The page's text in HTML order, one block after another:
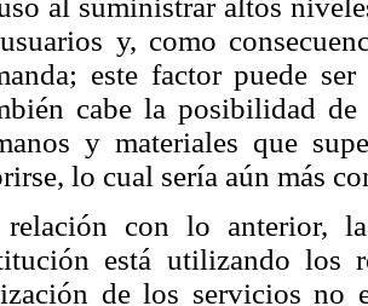
y, como
este factor puede
cabe la posibilidad
y materiales que
lo cual sería aún más
con lo anterior,
está utilizando los
de los servicios no